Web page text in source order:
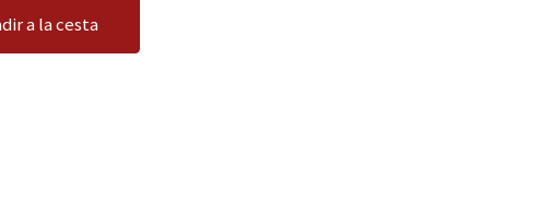
a la cesta